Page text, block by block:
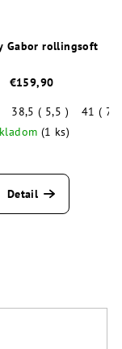
)
41 ( 7 )
Gabor rollingsoft
€159,90
38,5 ( 5,5 )
41 ( 7 )
(1 ks)
hodnotenie
produktu
Detail